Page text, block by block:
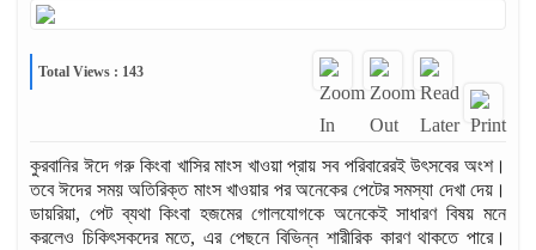
Total Views : 143
কুরবানির ঈদে গরু কিংবা খাসির মাংস খাওয়া প্রায় সব পরিবারেরই উৎসবের অংশ।
তবে ঈদের সময় অতিরিক্ত মাংস খাওয়ার পর অনেকের পেটের সমস্যা দেখা দেয়।
ডায়রিয়া, পেট ব্যথা কিংবা হজমের গোলযোগকে অনেকেই সাধারণ বিষয় মনে
করলেও চিকিৎসকদের মতে, এর পেছনে বিভিন্ন শারীরিক কারণ থাকতে পারে।